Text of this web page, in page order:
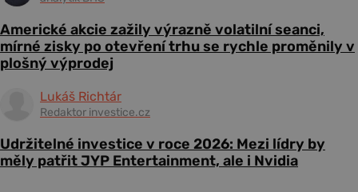
Americké akcie zažily výrazně volatilní seanci,
mírné zisky po otevření trhu se rychle proměnily v
plošný výprodej
Lukáš Richtár
Redaktor investice.cz
Udržitelné investice v roce 2026: Mezi lídry by
měly patřit JYP Entertainment, ale i Nvidia